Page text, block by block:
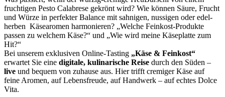
fruchtigen Pesto Calabrese gekrönt wird? Wie können Säure, Frucht
und Würze in perfekter Balance mit sahnigen, nussigen oder edel-
herben Käsearomen harmonieren? „Welche Feinkost-Produkte
passen zu welchem Käse?“ und „Wie wird meine Käseplatte zum
Hit?“
Bei unserem exklusiven Online-Tasting „Käse & Feinkost“
erwartet Sie eine digitale, kulinarische Reise durch den Süden –
live und bequem von zuhause aus. Hier trifft cremiger Käse auf
feine Aromen, auf Lebensfreude, auf Handwerk – auf echtes Dolce
Vita.